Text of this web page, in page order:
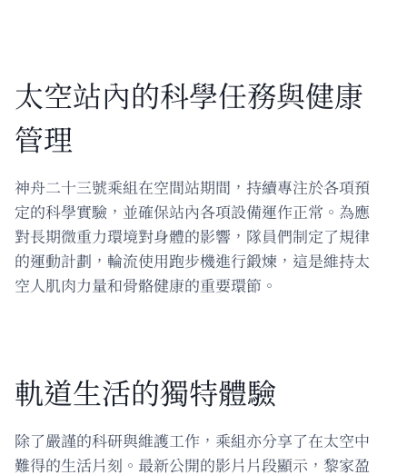
太空站內的科學任務與健康
管理
神舟二十三號乘組在空間站期間，持續專注於各項預
定的科學實驗，並確保站內各項設備運作正常。為應
對長期微重力環境對身體的影響，隊員們制定了規律
的運動計劃，輪流使用跑步機進行鍛煉，這是維持太
空人肌肉力量和骨骼健康的重要環節。
軌道生活的獨特體驗
除了嚴謹的科研與維護工作，乘組亦分享了在太空中
難得的生活片刻。最新公開的影片片段顯示，黎家盈